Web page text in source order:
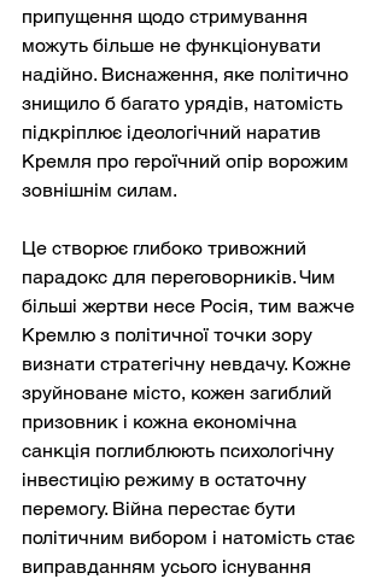
припущення щодо стримування
можуть більше не функціонувати
надійно. Виснаження, яке політично
знищило б багато урядів, натомість
підкріплює ідеологічний наратив
Кремля про героїчний опір ворожим
зовнішнім силам.
Це створює глибоко тривожний
парадокс для переговорників. Чим
більші жертви несе Росія, тим важче
Кремлю з політичної точки зору
визнати стратегічну невдачу. Кожне
зруйноване місто, кожен загиблий
призовник і кожна економічна
санкція поглиблюють психологічну
інвестицію режиму в остаточну
перемогу. Війна перестає бути
політичним вибором і натомість стає
виправданням усього існування